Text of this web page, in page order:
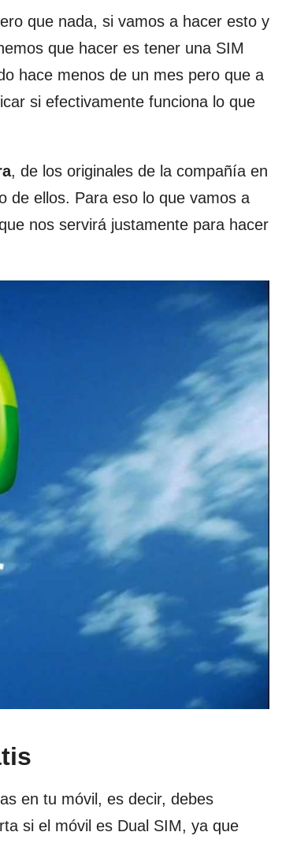
que nada, si vamos a hacer esto y
que hacer es tener una SIM
hace menos de un mes pero que a
si efectivamente funciona lo que
, de los originales de la compañía en
de ellos. Para eso lo que vamos a
nos servirá justamente para hacer
en tu móvil, es decir, debes
si el móvil es Dual SIM, ya que